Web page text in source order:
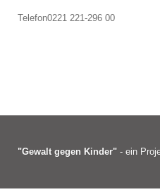
Telefon0221 221-296 00
"Gewalt gegen Kinder" - ein